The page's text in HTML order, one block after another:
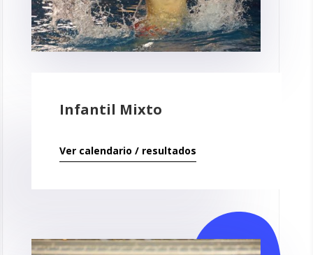
Infantil Mixto
Ver calendario / resultados